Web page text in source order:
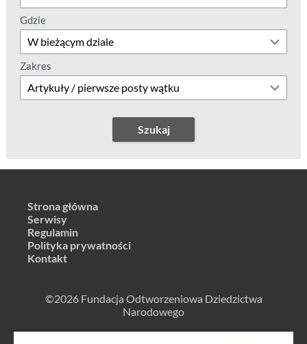
Gdzie
Zakres
Szukaj
Strona główna
Serwisy
Regulamin
Polityka prywatności
Kontakt
©2026 Fundacja Odtworzeniowa Dziedzictwa
Narodowego